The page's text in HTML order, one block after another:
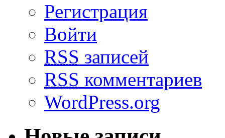
Регистрация
Войти
RSS записей
RSS комментариев
WordPress.org